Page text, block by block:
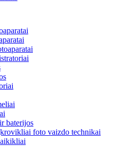
baterijos
foto vaizdo technikai